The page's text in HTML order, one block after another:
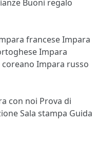
Buoni regalo
franceseImpara
Impara
Impara russo
con noi Prova di
Sala stampa Guida